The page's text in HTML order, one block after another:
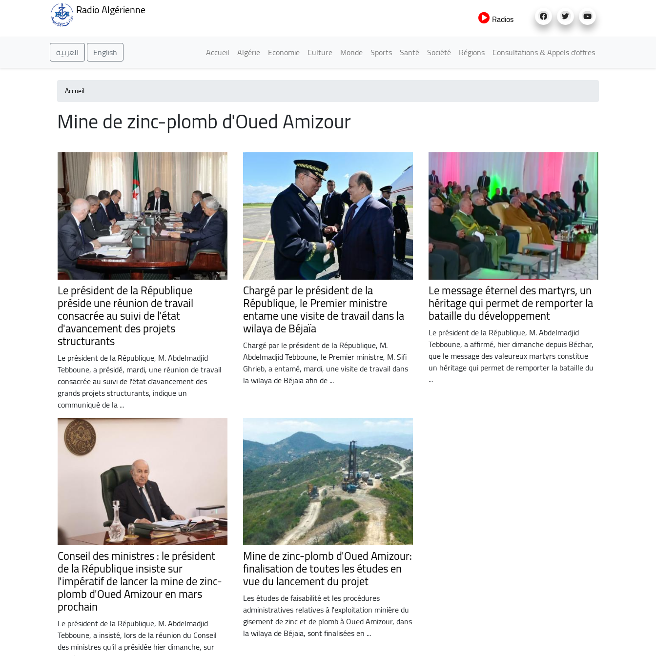
Radio Algérienne
Radios
العربية English Main navigation
Accueil Algérie Economie Culture Monde Sports Santé Société Régions Consultations & Appels d'offres
Accueil
Mine de zinc-plomb d'Oued Amizour
Le président de la République
préside une réunion de travail
consacrée au suivi de l'état
d'avancement des projets
structurants
Le président de la République, M. Abdelmadjid
Tebboune, a présidé, mardi, une réunion de travail
consacrée au suivi de l'état d'avancement des
grands projets structurants, indique un
communiqué de la ...
Chargé par le président de la
République, le Premier ministre
entame une visite de travail dans la
wilaya de Béjaïa
Chargé par le président de la République, M.
Abdelmadjid Tebboune, le Premier ministre, M. Sifi
Ghrieb, a entamé, mardi, une visite de travail dans
la wilaya de Béjaïa afin de ...
Le message éternel des martyrs, un
héritage qui permet de remporter la
bataille du développement
Le président de la République, M. Abdelmadjid
Tebboune, a affirmé, hier dimanche depuis Béchar,
que le message des valeureux martyrs constitue
un héritage qui permet de remporter la bataille du
...
Conseil des ministres : le président
de la République insiste sur
l'impératif de lancer la mine de zinc-
plomb d'Oued Amizour en mars
prochain
Le président de la République, M. Abdelmadjid
Tebboune, a insisté, lors de la réunion du Conseil
des ministres qu'il a présidée hier dimanche, sur
Mine de zinc-plomb d'Oued Amizour:
finalisation de toutes les études en
vue du lancement du projet
Les études de faisabilité et les procédures
administratives relatives à l'exploitation minière du
gisement de zinc et de plomb à Oued Amizour, dans
la wilaya de Béjaia, sont finalisées en ...